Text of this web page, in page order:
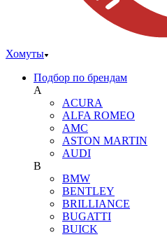
Хомуты
Подбор по брендам
A
ACURA
ALFA ROMEO
AMC
ASTON MARTIN
AUDI
B
BMW
BENTLEY
BRILLIANCE
BUGATTI
BUICK